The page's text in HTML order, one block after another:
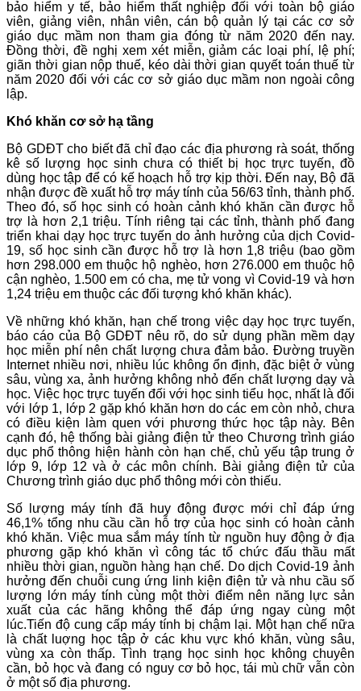
bảo hiểm y tế, bảo hiểm thất nghiệp đối với toàn bộ giáo
viên, giảng viên, nhân viên, cán bộ quản lý tại các cơ sở
giáo dục mầm non tham gia đóng từ năm 2020 đến nay.
Đồng thời, đề nghị xem xét miễn, giảm các loại phí, lệ phí;
giãn thời gian nộp thuế, kéo dài thời gian quyết toán thuế từ
năm 2020 đối với các cơ sở giáo dục mầm non ngoài công
lập.
Khó khăn cơ sở hạ tầng
Bộ GDĐT cho biết đã chỉ đạo các địa phương rà soát, thống
kê số lượng học sinh chưa có thiết bị học trực tuyến, đồ
dùng học tập để có kế hoạch hỗ trợ kịp thời. Đến nay, Bộ đã
nhận được đề xuất hỗ trợ máy tính của 56/63 tỉnh, thành phố.
Theo đó, số học sinh có hoàn cảnh khó khăn cần được hỗ
trợ là hơn 2,1 triệu. Tính riêng tại các tỉnh, thành phố đang
triển khai dạy học trực tuyến do ảnh hưởng của dịch Covid-
19, số học sinh cần được hỗ trợ là hơn 1,8 triệu (bao gồm
hơn 298.000 em thuộc hộ nghèo, hơn 276.000 em thuộc hộ
cận nghèo, 1.500 em có cha, mẹ tử vong vì Covid-19 và hơn
1,24 triệu em thuộc các đối tượng khó khăn khác).
Về những khó khăn, hạn chế trong việc dạy học trực tuyến,
báo cáo của Bộ GDĐT nêu rõ, do sử dụng phần mềm dạy
học miễn phí nên chất lượng chưa đảm bảo. Đường truyền
Internet nhiều nơi, nhiều lúc không ổn định, đặc biệt ở vùng
sâu, vùng xa, ảnh hưởng không nhỏ đến chất lượng dạy và
học. Việc học trực tuyến đối với học sinh tiểu học, nhất là đối
với lớp 1, lớp 2 gặp khó khăn hơn do các em còn nhỏ, chưa
có điều kiện làm quen với phương thức học tập này. Bên
cạnh đó, hệ thống bài giảng điện tử theo Chương trình giáo
dục phổ thông hiện hành còn hạn chế, chủ yếu tập trung ở
lớp 9, lớp 12 và ở các môn chính. Bài giảng điện tử của
Chương trình giáo dục phổ thông mới còn thiếu.
Số lượng máy tính đã huy động được mới chỉ đáp ứng
46,1% tổng nhu cầu cần hỗ trợ của học sinh có hoàn cảnh
khó khăn. Việc mua sắm máy tính từ nguồn huy động ở địa
phương gặp khó khăn vì công tác tổ chức đấu thầu mất
nhiều thời gian, nguồn hàng hạn chế. Do dịch Covid-19 ảnh
hưởng đến chuỗi cung ứng linh kiện điện tử và nhu cầu số
lượng lớn máy tính cùng một thời điểm nên năng lực sản
xuất của các hãng không thể đáp ứng ngay cùng một
lúc.Tiến độ cung cấp máy tính bị chậm lại. Một hạn chế nữa
là chất luợng học tập ở các khu vực khó khăn, vùng sâu,
vùng xa còn thấp. Tình trạng học sinh học không chuyên
cần, bỏ học và đang có nguy cơ bỏ học, tái mù chữ vẫn còn
ở một số địa phương.